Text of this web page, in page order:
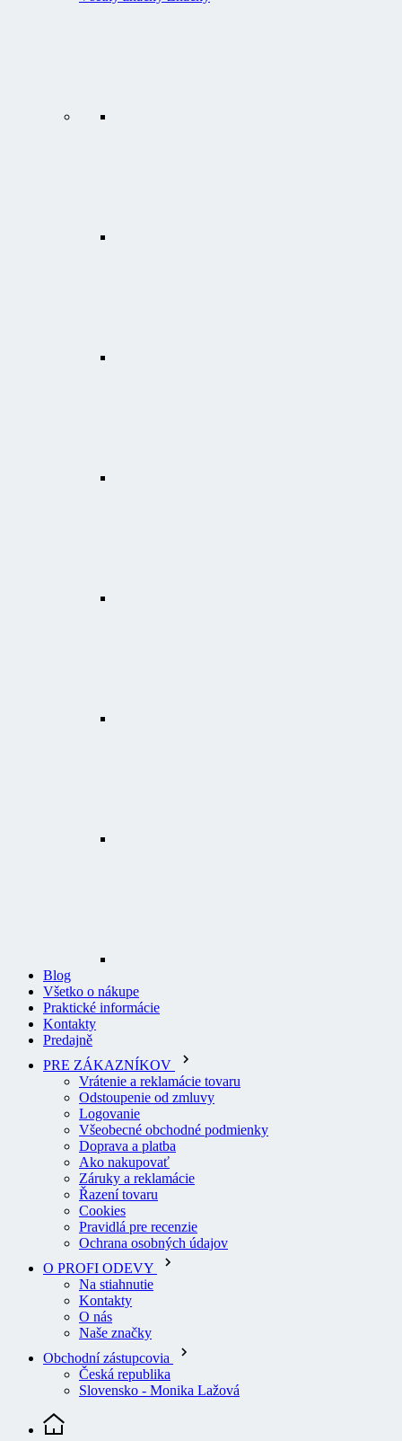
Všetko o nákupe
Praktické informácie
Kontakty
Predajně
PRE ZÁKAZNÍKOV
Vrátenie a reklamácie tovaru
Odstoupenie od zmluvy
Logovanie
Všeobecné obchodné podmienky
Doprava a platba
Ako nakupovať
Záruky a reklamácie
Řazení tovaru
Cookies
Pravidlá pre recenzie
Ochrana osobných údajov
O PROFI ODEVY
Na stiahnutie
Kontakty
O nás
Naše značky
Obchodní zástupcovia
Česká republika
Slovensko - Monika Lažová